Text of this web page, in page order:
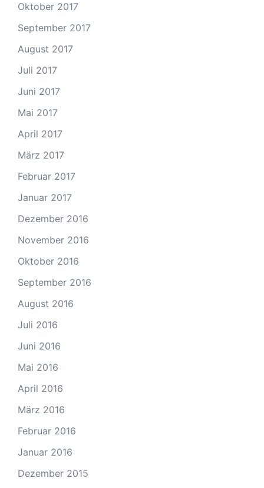
Oktober 2017
September 2017
August 2017
Juli 2017
Juni 2017
Mai 2017
April 2017
März 2017
Februar 2017
Januar 2017
Dezember 2016
November 2016
Oktober 2016
September 2016
August 2016
Juli 2016
Juni 2016
Mai 2016
April 2016
März 2016
Februar 2016
Januar 2016
Dezember 2015